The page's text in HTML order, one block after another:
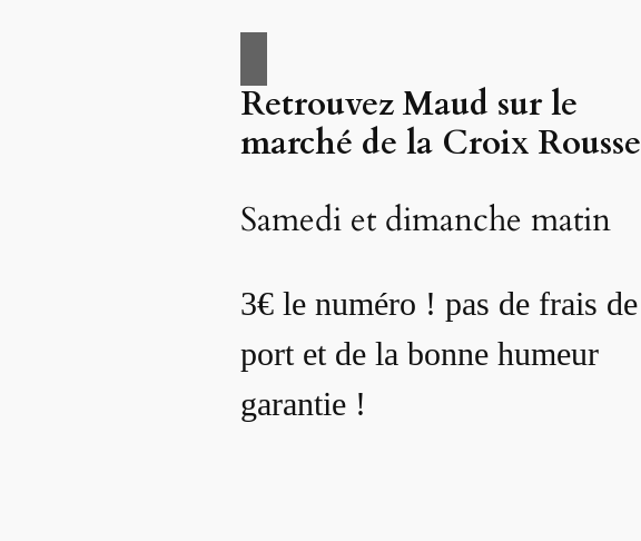
Retrouvez Maud sur le
marché de la Croix Rousse
Samedi et dimanche matin
3€ le numéro ! pas de frais de
port et de la bonne humeur
garantie !